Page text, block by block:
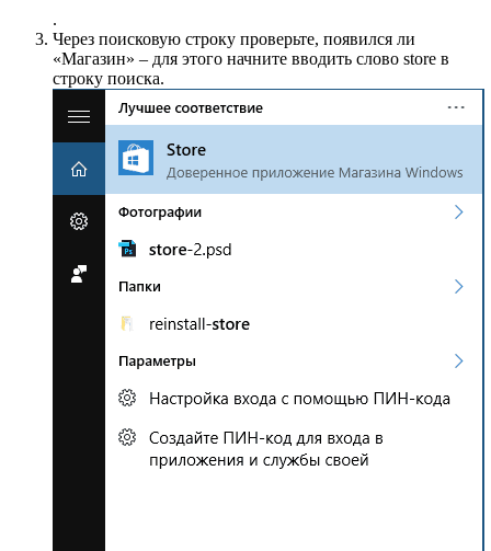
.
Через поисковую строку проверьте, появился ли
«Магазин» – для этого начните вводить слово store в
строку поиска.